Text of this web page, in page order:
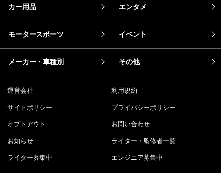
カー用品 エンタメ
モータースポーツ イベント
メーカー・車種別 その他
運営会社 利用規約
サイトポリシー プライバシーポリシー
オプトアウト お問い合わせ
お知らせ ライター・監修者一覧
ライター募集中 エンジニア募集中